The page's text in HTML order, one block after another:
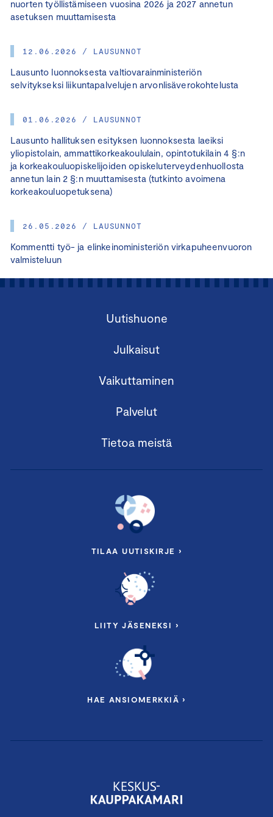
nuorten työllistämiseen vuosina 2026 ja 2027 annetun
asetuksen muuttamisesta
12.06.2026 / LAUSUNNOT
Lausunto luonnoksesta valtiovarainministeriön
selvitykseksi liikuntapalvelujen arvonlisäverokohtelusta
01.06.2026 / LAUSUNNOT
Lausunto hallituksen esityksen luonnoksesta laeiksi
yliopistolain, ammattikorkeakoululain, opintotukilain 4 §:n
ja korkeakouluopiskelijoiden opiskeluterveydenhuollosta
annetun lain 2 §:n muuttamisesta (tutkinto avoimena
korkeakouluopetuksena)
26.05.2026 / LAUSUNNOT
Kommentti työ- ja elinkeinoministeriön virkapuheenvuoron
valmisteluun
Uutishuone
Julkaisut
Vaikuttaminen
Palvelut
Tietoa meistä
TILAA UUTISKIRJE ›
LIITY JÄSENEKSI ›
HAE ANSIOMERKKIÄ ›